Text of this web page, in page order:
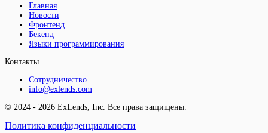
Главная
Новости
Фронтенд
Бекенд
Языки программирования
Контакты
Сотрудничество
info@exlends.com
© 2024 - 2026 ExLends, Inc. Все права защищены.
Политика конфиденциальности